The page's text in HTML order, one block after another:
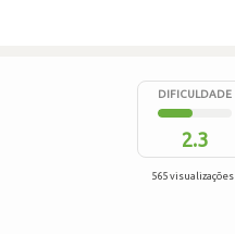
DIFICULDADE
2.3
565 visualizações